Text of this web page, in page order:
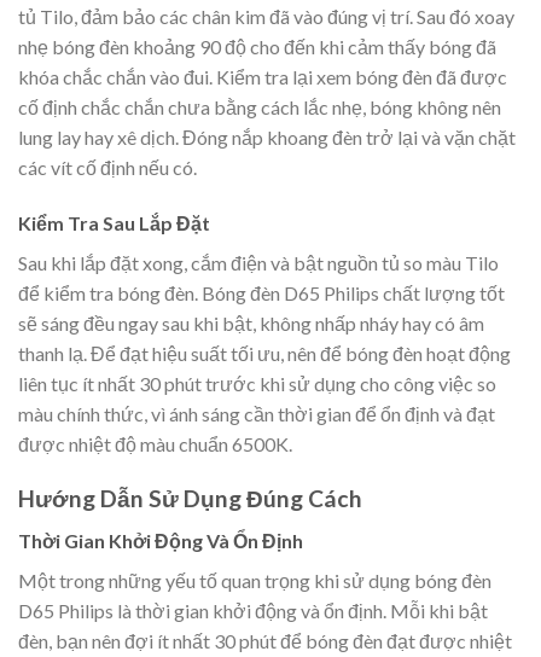
tủ Tilo, đảm bảo các chân kim đã vào đúng vị trí. Sau đó xoay
nhẹ bóng đèn khoảng 90 độ cho đến khi cảm thấy bóng đã
khóa chắc chắn vào đui. Kiểm tra lại xem bóng đèn đã được
cố định chắc chắn chưa bằng cách lắc nhẹ, bóng không nên
lung lay hay xê dịch. Đóng nắp khoang đèn trở lại và vặn chặt
các vít cố định nếu có.
Kiểm Tra Sau Lắp Đặt
Sau khi lắp đặt xong, cắm điện và bật nguồn tủ so màu Tilo
để kiểm tra bóng đèn. Bóng đèn D65 Philips chất lượng tốt
sẽ sáng đều ngay sau khi bật, không nhấp nháy hay có âm
thanh lạ. Để đạt hiệu suất tối ưu, nên để bóng đèn hoạt động
liên tục ít nhất 30 phút trước khi sử dụng cho công việc so
màu chính thức, vì ánh sáng cần thời gian để ổn định và đạt
được nhiệt độ màu chuẩn 6500K.
Hướng Dẫn Sử Dụng Đúng Cách
Thời Gian Khởi Động Và Ổn Định
Một trong những yếu tố quan trọng khi sử dụng bóng đèn
D65 Philips là thời gian khởi động và ổn định. Mỗi khi bật
đèn, bạn nên đợi ít nhất 30 phút để bóng đèn đạt được nhiệt